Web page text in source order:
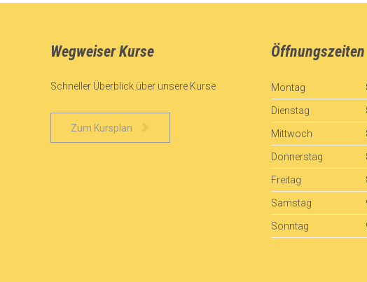
Wegweiser Kurse
Schneller Überblick über unsere Kurse
Zum Kursplan
Öffnungszeiten
Montag
Dienstag
Mittwoch
Donnerstag
Freitag
Samstag
Sonntag